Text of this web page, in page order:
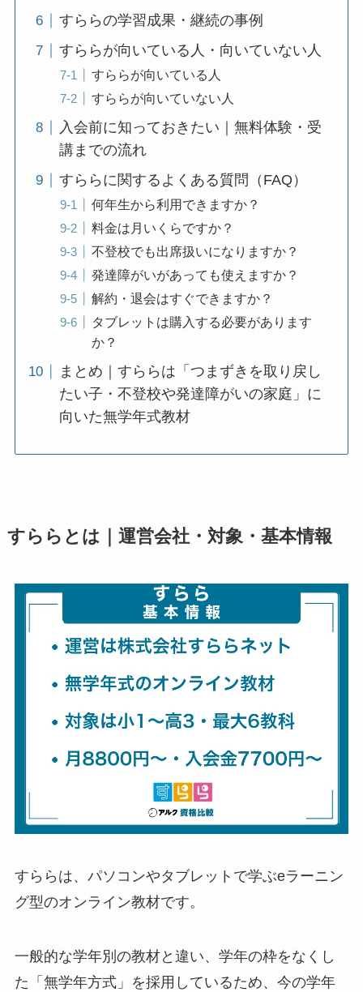
すららの学習成果・継続の事例
すららが向いている人・向いていない人
すららが向いている人
すららが向いていない人
入会前に知っておきたい｜無料体験・受
講までの流れ
すららに関するよくある質問（FAQ）
何年生から利用できますか？
料金は月いくらですか？
不登校でも出席扱いになりますか？
発達障がいがあっても使えますか？
解約・退会はすぐできますか？
タブレットは購入する必要があります
か？
まとめ｜すららは「つまずきを取り戻し
たい子・不登校や発達障がいの家庭」に
向いた無学年式教材
すららとは｜運営会社・対象・基本情報
すららは、パソコンやタブレットで学ぶeラーニン
グ型のオンライン教材です。
一般的な学年別の教材と違い、学年の枠をなくし
た「無学年方式」を採用しているため、今の学年